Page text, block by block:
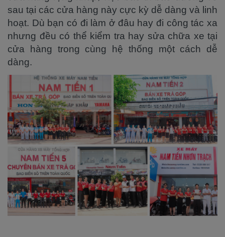
sau tại các cửa hàng này cực kỳ dễ dàng và linh
hoạt. Dù bạn có đi làm ở đâu hay đi công tác xa
nhưng đều có thể kiểm tra hay sửa chữa xe tại
cửa hàng trong cùng hệ thống một cách dễ
dàng.